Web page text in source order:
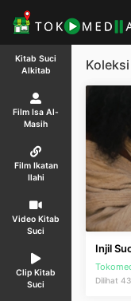
Kitab Suci
Alkitab
Film Isa Al-
Masih
Film Ikatan
Ilahi
Video Kitab
Suci
Clip Kitab
Suci
Injil
Dilihat